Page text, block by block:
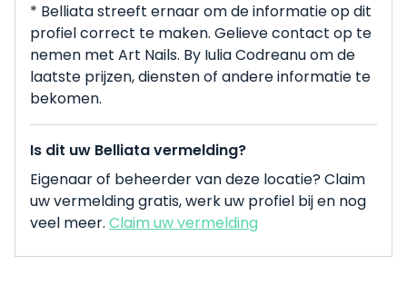
* Belliata streeft ernaar om de informatie op dit
profiel correct te maken. Gelieve contact op te
nemen met Art Nails. By Iulia Codreanu om de
laatste prijzen, diensten of andere informatie te
bekomen.
Is dit uw Belliata vermelding?
Eigenaar of beheerder van deze locatie? Claim
uw vermelding gratis, werk uw profiel bij en nog
veel meer. Claim uw vermelding